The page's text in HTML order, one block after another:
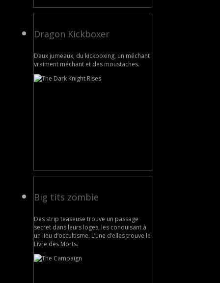
Dragon Kickboxer
Deux jumeaux, du kickboxing, un méchant
vraiment méchant et des moustaches.
Big tits zombie
Des strip teaseuse trouve un passage
secret dans leurs loges, les conduisant à
un lieu d’occultisme. L’une d’elles trouve le
Livre des Morts.